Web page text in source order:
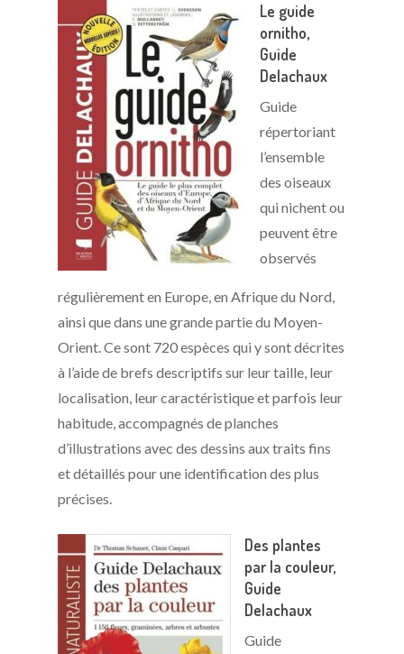
Le guide
ornitho,
Guide
Delachaux
Guide
répertoriant
l’ensemble
des oiseaux
qui nichent ou
peuvent être
observés
régulièrement en Europe, en Afrique du Nord,
ainsi que dans une grande partie du Moyen-
Orient. Ce sont 720 espèces qui y sont décrites
à l’aide de brefs descriptifs sur leur taille, leur
localisation, leur caractéristique et parfois leur
habitude, accompagnés de planches
d’illustrations avec des dessins aux traits fins
et détaillés pour une identification des plus
précises.
Des plantes
par la couleur,
Guide
Delachaux
Guide